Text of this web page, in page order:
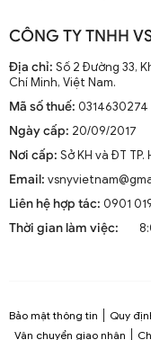
CÔNG TY TNHH
Địa chỉ: Số 2 Đường 33,
Chí Minh, Việt Nam.
Mã số thuế: 0314630274
Ngày cấp: 20/09/2017
Nơi cấp: Sở KH và ĐT TP.
Email:
Liên hệ hợp tác: 0901
Thời gian làm việc:
Bảo mật thông tin
Quy
Vận chuyển giao nhận